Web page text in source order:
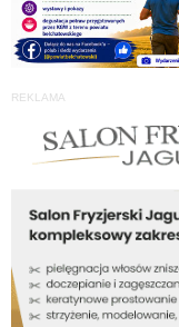
REKLAMA